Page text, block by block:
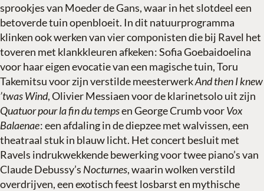
sprookjes van Moeder de Gans, waar in het slotdeel een
betoverde tuin openbloeit. In dit natuurprogramma
klinken ook werken van vier componisten die bij Ravel het
toveren met klankkleuren afkeken:Sofia Goebaidoelina
voor haar eigen evocatie van een magische tuin, Toru
Takemitsu voor zijn verstilde meesterwerkAnd then I knew
’twas Wind, Olivier Messiaen voor de klarinetsolo uit zijn
Quatuor pour la fin du tempsen George Crumb voorVox
Balaenae:een afdaling in de diepzee met walvissen, een
theatraal stuk in blauw licht. Het concert besluit met
Ravels indrukwekkende bewerking voor twee piano’s van
Claude Debussy’s Nocturnes, waarin wolken verstild
overdrijven, een exotisch feest losbarst en mythische